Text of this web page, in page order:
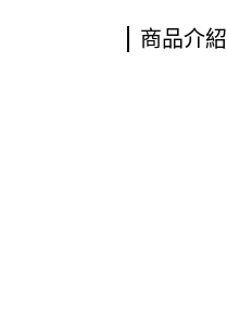
商品介紹